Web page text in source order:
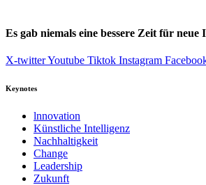
Es gab niemals eine bessere Zeit für neue
X-twitterYoutube Tiktok Instagram
Keynotes
lnnovation
Künstliche Intelligenz
Nachhaltigkeit
Change
Leadership
Zukunft